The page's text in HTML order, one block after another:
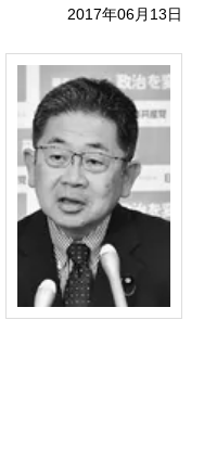
2017年06月13日